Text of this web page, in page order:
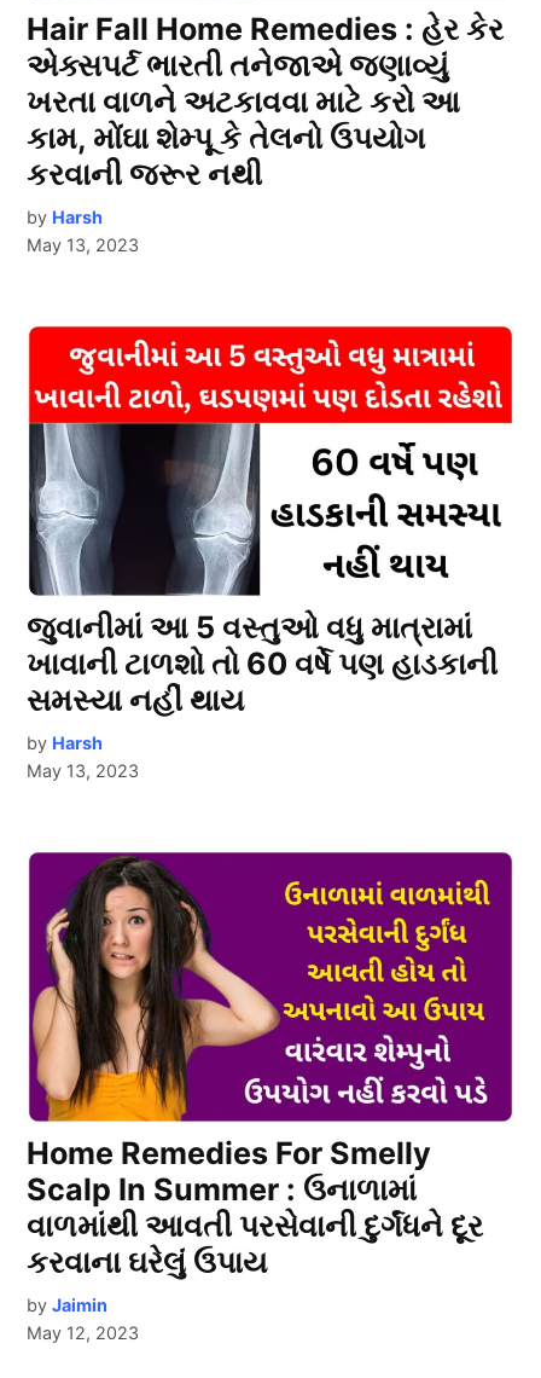
Hair Fall Home Remedies : હેર કેર
એક્સપર્ટ ભારતી તનેજાએ જણાવ્યું
ખરતા વાળને અટકાવવા માટે કરો આ
કામ, મોંઘા શેમ્પૂ કે તેલનો ઉપયોગ
કરવાની જરૂર નથી
by Harsh
May 13, 2023
જુવાનીમાં આ 5 વસ્તુઓ વધુ માત્રામાં
ખાવાની ટાળશો તો 60 વર્ષે પણ હાડકાની
સમસ્યા નહીં થાય
by Harsh
May 13, 2023
Home Remedies For Smelly
Scalp In Summer : ઉનાળામાં
વાળમાંથી આવતી પરસેવાની દુર્ગંધને દૂર
કરવાના ઘરેલું ઉપાય
by Jaimin
May 12, 2023